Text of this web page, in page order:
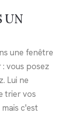
UN
une fenêtre
vous posez
Lui ne
trier vos
c'est